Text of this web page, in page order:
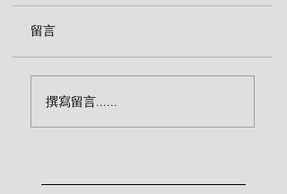
刻)
留言
撰寫留言......